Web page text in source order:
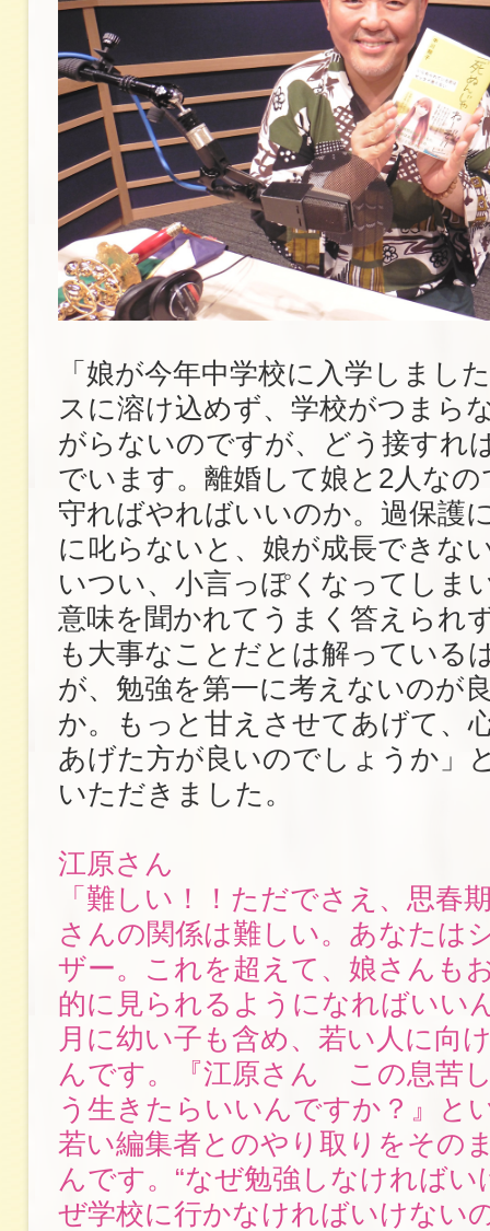
「娘が今年中学校に入学しまし
スに溶け込めず、学校がつまら
がらないのですが、どう接すれ
でいます。離婚して娘と2人な
守ればやればいいのか。過保護
に叱らないと、娘が成長できな
いつい、小言っぽくなってしま
意味を聞かれてうまく答えられ
も大事なことだとは解っている
が、勉強を第一に考えないのが
か。もっと甘えさせてあげて、
あげた方が良いのでしょうか」
いただきました。
江原さん
「難しい！！ただでさえ、思春
さんの関係は難しい。あなたは
ザー。これを超えて、娘さんも
的に見られるようになればいい
月に幼い子も含め、若い人に向
んです。『江原さん この息苦
う生きたらいいんですか？』と
若い編集者とのやり取りをその
んです。“なぜ勉強しなければい
ぜ学校に行かなければいけない